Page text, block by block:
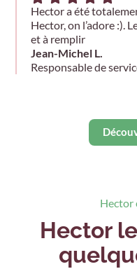
Hector a été
Hector, on l’adore :).
et à remplir
Jean-Michel L.
Responsable de
Hector
Hector